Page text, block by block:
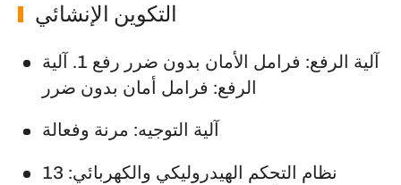
التكوين الإنشائي
آلية الرفع: فرامل الأمان بدون ضرر رفع 1. آلية
الرفع: فرامل أمان بدون ضرر
آلية التوجيه: مرنة وفعالة
نظام التحكم الهيدروليكي والكهربائي: 13